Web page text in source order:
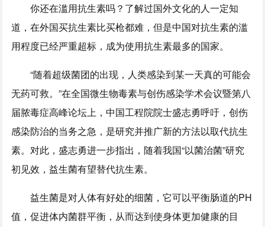
你还在滥用抗生素吗？了解过国外文化的人一定知
道，在外国买抗生素比买枪都难，但是中国对抗生素的滥
用程度已经严重超标，成为使用抗生素最多的国家。
“随着超级菌团的出现，人类感染到某一天真的可能会
无药可救。”在全国微生物毒素与创伤感染学术会议暨第八
届脓毒症高峰论坛上，中国工程院院士盛志勇呼吁，创伤
感染防治的当务之急，是研究并推广新的方法以取代抗生
素。对此，盛志勇进一步指出，随着我国“以菌治菌”研究
初见效，益生菌有望替代抗生素。
益生菌是对人体有好处的细菌，它可以平衡肠道的PH
值，促进体内菌群平衡，从而达到使身体更加健康的目